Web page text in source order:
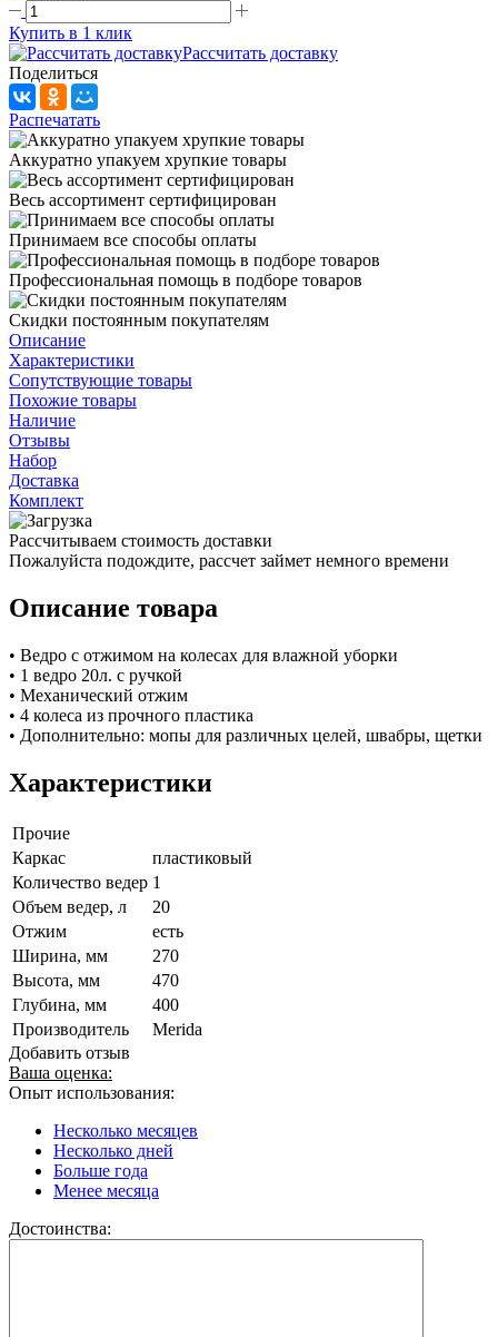
Купить в 1 клик
Рассчитать доставку
Поделиться
Распечатать
Аккуратно упакуем хрупкие товары
Весь ассортимент сертифицирован
Принимаем все способы оплаты
Профессиональная помощь в подборе товаров
Скидки постоянным покупателям
Описание
Характеристики
Сопутствующие товары
Похожие товары
Наличие
Отзывы
Набор
Доставка
Комплект
Рассчитываем стоимость доставки
Пожалуйста подождите, рассчет займет немного времени
Описание товара
• Ведро с отжимом на колесах для влажной уборки
• 1 ведро 20л. c ручкой
• Механический отжим
• 4 колеса из прочного пластика
• Дополнительно: мопы для различных целей, швабры, щетки
Характеристики
Прочие
Каркас
пластиковый
Количество ведер 1
Объем ведер, л
20
Отжим
есть
Ширина, мм
270
Высота, мм
470
Глубина, мм
400
Производитель
Merida
Добавить отзыв
Ваша оценка:
Опыт использования:
Несколько месяцев
Несколько дней
Больше года
Менее месяца
Достоинства: